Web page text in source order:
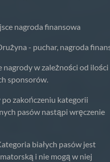
nagroda finansowa
- puchar, nagroda
nagrody w zależności od ilości
sponsorów.
po zakończeniu kategorii
pasów nastąpi wręczenie
białych pasów jest
i nie mogą w niej